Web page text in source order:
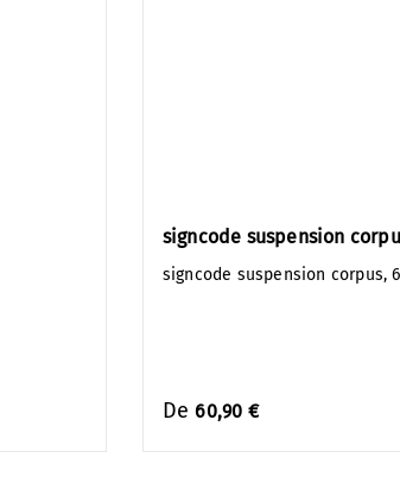
signcode suspension
signcode suspension corpus,
De60,90 €